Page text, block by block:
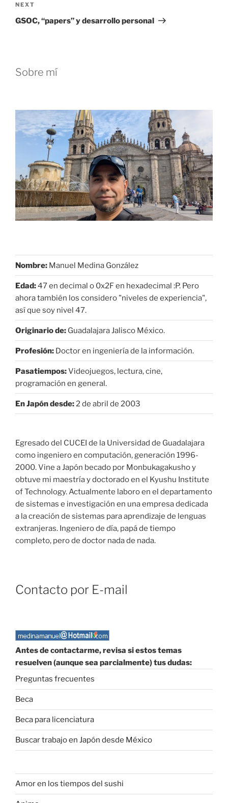
Next
Post
NEXT
GSOC, “papers” y desarrollo personal
Sobre mí
Nombre: Manuel Medina González
Edad:47 en decimal o 0x2F en hexadecimal :P. Pero
ahora también los considero "niveles de experiencia",
así que soy nivel 47.
Originario de: Guadalajara Jalisco México.
Profesión: Doctor en ingeniería de la información.
Pasatiempos:Videojuegos, lectura, cine,
programación en general.
En Japón desde:2 de abril de 2003
Egresado del CUCEI de la Universidad de Guadalajara
como ingeniero en computación, generación 1996-
2000. Vine a Japón becado por Monbukagakusho y
obtuve mi maestría y doctorado en el Kyushu Institute
of Technology. Actualmente laboro en el departamento
de sistemas e investigación en una empresa dedicada
a la creación de sistemas para aprendizaje de lenguas
extranjeras. Ingeniero de día, papá de tiempo
completo, pero de doctor nada de nada.
Contacto por E-mail
Antes de contactarme, revisa si estos temas
resuelven (aunque sea parcialmente) tus dudas:
Preguntas frecuentes
Beca
Beca para licenciatura
Buscar trabajo en Japón desde México
Amor en los tiempos del sushi